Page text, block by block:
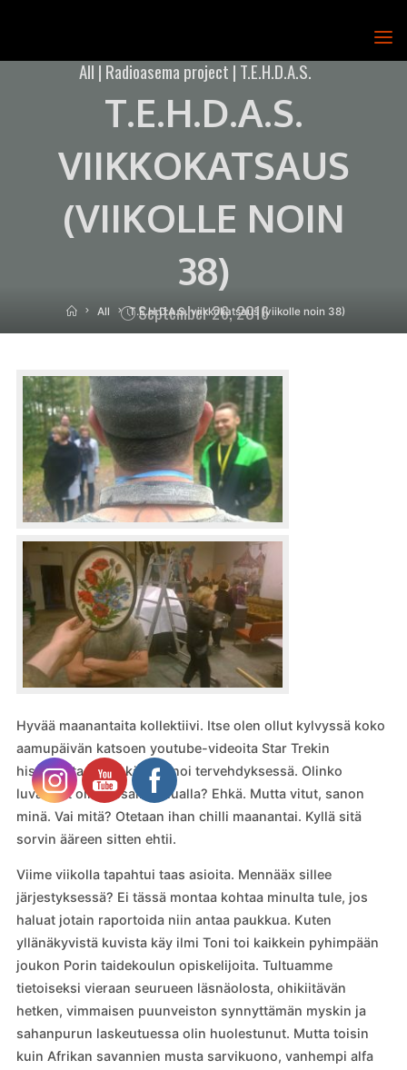
All | Radioasema project | T.E.H.D.A.S.
T.E.H.D.A.S.
VIIKKOKATSAUS
(VIIKOLLE NOIN
38)
September 26, 2016
Home
All T.E.H.D.A.S. viikkokatsaus (viikolle noin 38)
Hyvää maanantaita kollektiivi. Itse olen ollut kylvyssä koko
aamupäivän katsoen youtube-videoita Star Trekin
historiasta. Se ehkä resonoi tervehdyksessä. Olinko
luvannut olla jossain muualla? Ehkä. Mutta vitut, sanon
minä. Vai mitä? Otetaan ihan chilli maanantai. Kyllä sitä
sorvin ääreen sitten ehtii.
Viime viikolla tapahtui taas asioita. Mennääx sillee
järjestyksessä? Ei tässä montaa kohtaa minulta tule, jos
haluat jotain raportoida niin antaa paukkua. Kuten
yllänäkyvistä kuvista käy ilmi Toni toi kaikkein pyhimpään
joukon Porin taidekoulun opiskelijoita. Tultuamme
tietoiseksi vieraan seurueen läsnäolosta, ohikiitävän
hetken, vimmaisen puunveiston synnyttämän myskin ja
sahanpurun laskeutuessa olin huolestunut. Mutta toisin
kuin Afrikan savannien musta sarvikuono, vanhempi alfa